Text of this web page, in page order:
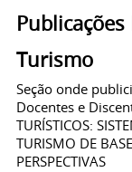
Turismo
Seção onde
Docentes e
TURÍSTICOS:
TURISMO DE
PERSPECTIVAS